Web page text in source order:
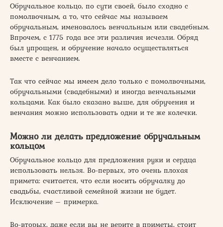
Обручальное кольцо, по сути своей, было сходно с
помолвочным, а то, что сейчас мы называем
обручальным, именовалось венчальным или свадебным.
Впрочем, с 1775 года все эти различия исчезли. Обряд
был упрощен, и обручение начало осуществляться
вместе с венчанием.
Так что сейчас мы имеем дело только с помолвочными,
обручальными (свадебными) и иногда венчальными
кольцами. Как было сказано выше, для обручения и
венчания можно использовать одни и те же колечки.
Можно ли делать предложение обручальным
кольцом
Обручальное кольцо для предложения руки и сердца
использовать нельзя. Во-первых, это очень плохая
примета: считается, что если носить обручалку до
свадьбы, счастливой семейной жизни не будет.
Исключение – примерка.
Во-вторых, даже если вы не верите в приметы, стоит